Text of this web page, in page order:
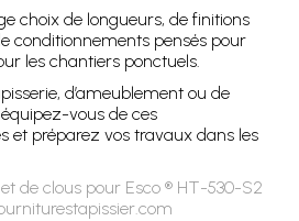
choix de longueurs, de finitions
conditionnements pensés pour
les chantiers ponctuels.
d’ameublement ou de
vous de ces
et préparez vos travaux dans les
de clous pour Esco ® HT-530-S2